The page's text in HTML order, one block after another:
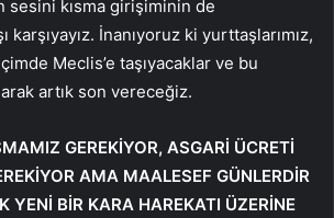
sesini kısma girişiminin de
karşıyayız. İnanıyoruz ki yurttaşlarımız,
Meclis’e taşıyacaklar ve bu
artık son vereceğiz.
GEREKİYOR, ASGARİ ÜCRETİ
AMA MAALESEF GÜNLERDİR
YENİ BİR KARA HAREKATI ÜZERİNE